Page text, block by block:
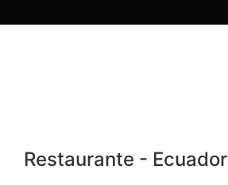
Restaurante - Ecuador